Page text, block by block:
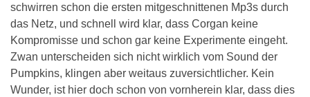
schwirren schon die ersten mitgeschnittenen Mp3s durch
das Netz, und schnell wird klar, dass Corgan keine
Kompromisse und schon gar keine Experimente eingeht.
Zwan unterscheiden sich nicht wirklich vom Sound der
Pumpkins, klingen aber weitaus zuversichtlicher. Kein
Wunder, ist hier doch schon von vornherein klar, dass dies